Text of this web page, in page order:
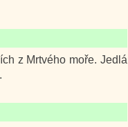
z Mrtvého moře. Jedlá
.